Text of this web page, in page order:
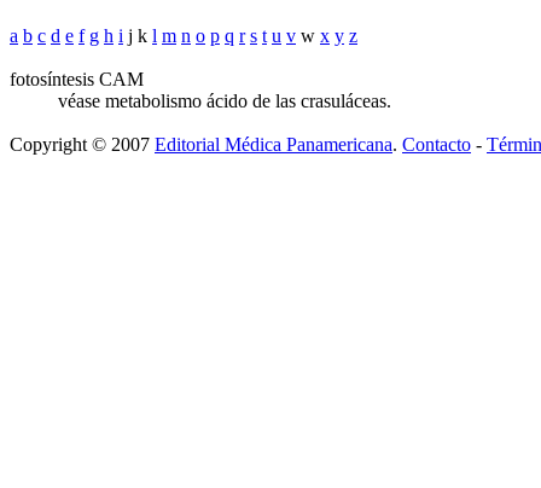
a b c d e f g h i j k l m n o p q r s t u v w x y z
fotosíntesis CAM
véase metabolismo ácido de las crasuláceas.
Copyright © 2007 Editorial Médica Panamericana. Contacto -